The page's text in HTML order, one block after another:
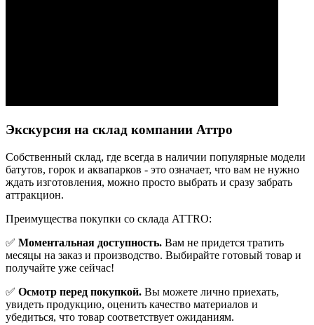
Экскурсия на склад компании Аттро
Cобственный склад, где всегда в наличии популярные модели
батутов, горок и аквапарков - это означает, что вам не нужно
ждать изготовления, можно просто выбрать и сразу забрать
аттракцион.
Преимущества покупки со склада ATTRO:
✅ Моментальная доступность. Вам не придется тратить
месяцы на заказ и производство. Выбирайте готовый товар и
получайте уже сейчас!
✅ Осмотр перед покупкой. Вы можете лично приехать,
увидеть продукцию, оценить качество материалов и
убедиться, что товар соответствует ожиданиям.